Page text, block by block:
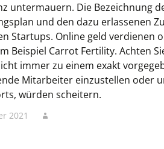
untermauern. Die Bezeichnung
und den dazu erlassenen
Startups. Online geld
Beispiel Carrot Fertility. Achten
immer zu einem exakt
Mitarbeiter einzustellen oder
würden scheitern.
2021